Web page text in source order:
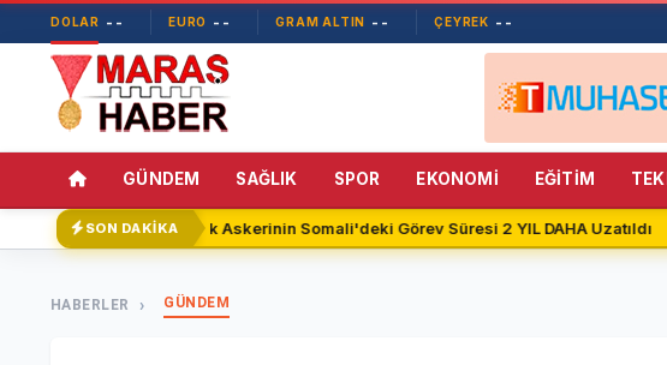
DOLAR -- EURO -- GRAM ALTIN -- ÇEYREK --
GÜNDEM SAĞLIK SPOR EKONOMİ EĞİTİM
SON DAKİKATürk Askerinin Somali'deki Görev Süresi 2 YIL DAHA Uzatıldı
HABERLER GÜNDEM